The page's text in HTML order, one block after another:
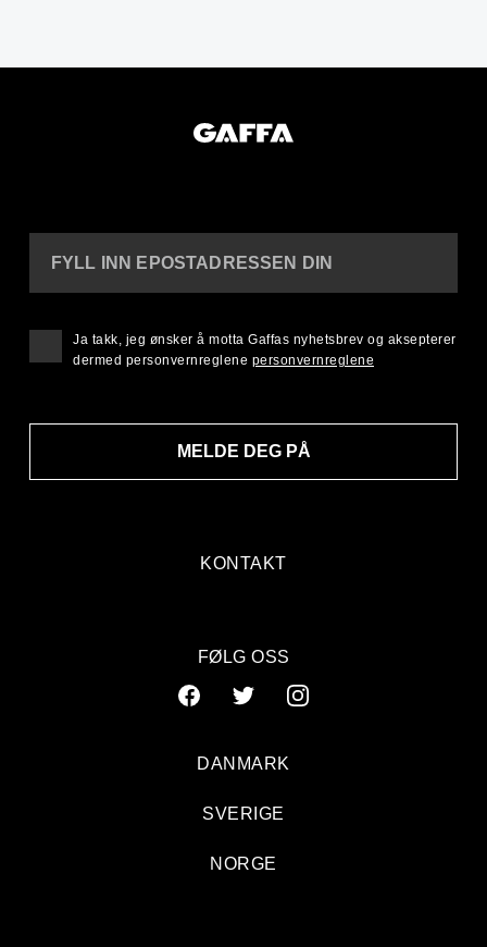
KONTAKT
FYLL INN EPOSTADRESSEN DIN
MELDE DEG PÅ
Ja takk, jeg ønsker å motta Gaffas nyhetsbrev og aksepterer
dermed personvernreglene personvernreglene
FØLG OSS
DANMARK
SVERIGE
NORGE